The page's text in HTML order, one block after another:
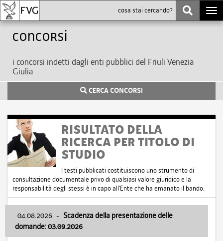
Concorsi
i concorsi indetti dagli enti pubblici del Friuli Venezia
Giulia
CERCA CONCORSI
RISULTATO DELLA
RICERCA PER TITOLO DI
STUDIO
I testi pubblicati costituiscono uno strumento di
consultazione documentale privo di qualsiasi valore giuridico e la
responsabilità degli stessi è in capo all'Ente che ha emanato il bando.
04.08.2026 - Scadenza della presentazione delle
domande: 03.09.2026